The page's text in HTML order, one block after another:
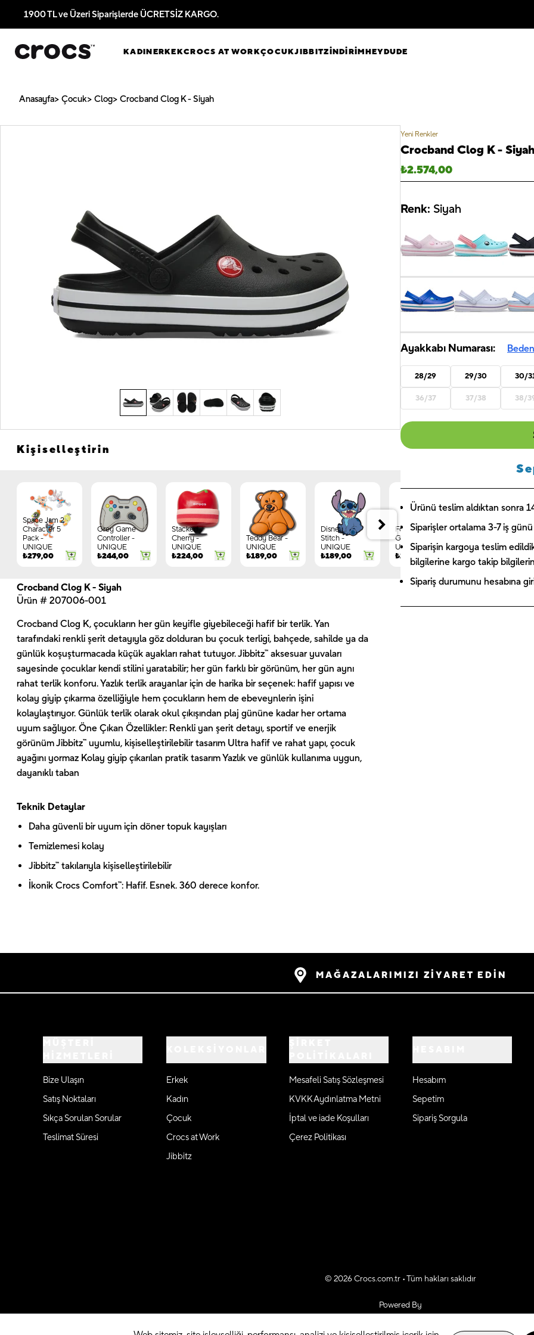
1900 TL ve Üzeri Siparişlerde ÜCRETSİZ KARGO.
KADINERKEKCROCS AT WORKÇOCUKJIBBITZİNDİRİMHEYDUDE
Anasayfa Çocuk Clog Crocband Clog K - Siyah
Kişiselleştirin
Space Jam 2
Character 5
Pack -
UNIQUE
₺279,00
Grey Game
Controller -
UNIQUE
₺244,00
Stacked
Cherry -
UNIQUE
₺224,00
Teddy Bear -
UNIQUE
₺189,00
Disney
Stitch -
UNIQUE
₺189,00
Forest
Gnome -
UNIQUE
₺149,00
Jibbitz
UNIQUE
244,00
Crocband Clog K - Siyah
Ürün # 207006-001
Crocband Clog K, çocukların her gün keyifle giyebileceği hafif bir terlik. Yan
tarafındaki renkli şerit detayıyla göz dolduran bu çocuk terligi, bahçede, sahilde ya da
günlük koşuşturmacada küçük ayakları rahat tutuyor. Jibbitz™ aksesuar yuvaları
sayesinde çocuklar kendi stilini yaratabilir; her gün farklı bir görünüm, her gün aynı
rahat terlik konforu. Yazlık terlik arayanlar için de harika bir seçenek: hafif yapısı ve
kolay giyip çıkarma özelliğiyle hem çocukların hem de ebeveynlerin işini
kolaylaştırıyor. Günlük terlik olarak okul çıkışından plaj gününe kadar her ortama
uyum sağlıyor. Öne Çıkan Özellikler: Renkli yan şerit detayı, sportif ve enerjik
görünüm Jibbitz™ uyumlu, kişiselleştirilebilir tasarım Ultra hafif ve rahat yapı, çocuk
ayağını yormaz Kolay giyip çıkarılan pratik tasarım Yazlık ve günlük kullanıma uygun,
dayanıklı taban
Teknik Detaylar
Daha güvenli bir uyum için döner topuk kayışları
Temizlemesi kolay
Jibbitz™ takılarıyla kişiselleştirilebilir
İkonik Crocs Comfort™: Hafif. Esnek. 360 derece konfor.
Yeni Renkler
Crocband Clog K - Siyah
₺2.574,00
Renk: Siyah
Ayakkabı Numarası:
28/29 29/30 30/
36/37 37/38 38/
Ürünü teslim aldıktan sonra
Siparişler ortalama 3-7 iş
Siparişin kargoya teslim
bilgilerine kargo takip
Sipariş durumunu hesabına
MAĞAZALARIMIZI ZİYARET EDİN
Bize Ulaşın
Satış Noktaları
Sıkça Sorulan Sorular
Teslimat Süresi
Erkek
Kadın
Çocuk
Crocs at Work
Jibbitz
Mesafeli Satış Sözleşmesi
KVKK Aydınlatma Metni
İptal ve iade Koşulları
Çerez Politikası
Hesabım
Sepetim
Sipariş Sorgula
© 2026 Crocs.com.tr • Tüm hakları saklıdır
Powered By